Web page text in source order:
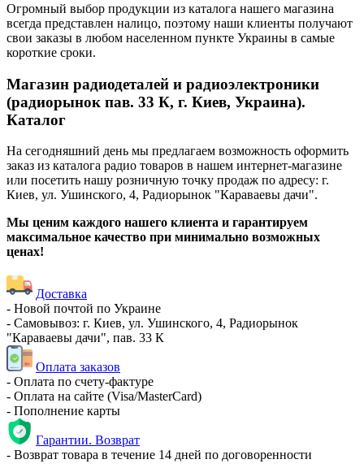
Огромный выбор продукции из каталога нашего магазина
всегда представлен налицо, поэтому наши клиенты получают
свои заказы в любом населенном пункте Украины в самые
короткие сроки.
Магазин радиодеталей и радиоэлектроники
(радиорынок пав. 33 К, г. Киев, Украина).
Каталог
На сегодняшний день мы предлагаем возможность оформить
заказ из каталога радио товаров в нашем интернет-магазине
или посетить нашу розничную точку продаж по адресу: г.
Киев, ул. Ушинского, 4, Радиорынок "Караваевы дачи".
Мы ценим каждого нашего клиента и гарантируем
максимальное качество при минимально возможных
ценах!
Доставка
- Новой почтой по Украине
- Самовывоз: г. Киев, ул. Ушинского, 4, Радиорынок
"Караваевы дачи", пав. 33 К
Оплата заказов
- Оплата по счету-фактуре
- Оплата на сайте (Visa/MasterCard)
- Пополнение карты
Гарантии. Возврат
- Возврат товара в течение 14 дней по договоренности